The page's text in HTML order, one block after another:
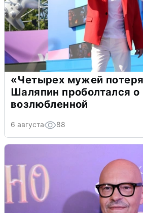
«Четырех мужей
Шаляпин проболтался о
возлюбленной
6 августа 88